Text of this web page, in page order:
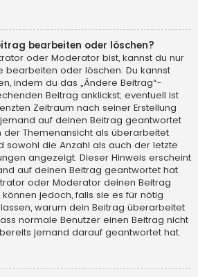
bearbeiten oder löschen?
oder Moderator bist, kannst du nur
bearbeiten oder löschen. Du kannst
indem du das „Ändere Beitrag“-
Beitrag anklickst; eventuell ist
Zeitraum nach seiner Erstellung
auf deinen Beitrag geantwortet
der Themenansicht als überarbeitet
sowohl die Anzahl als auch der letzte
angezeigt. Dieser Hinweis erscheint
auf deinen Beitrag geantwortet hat
oder Moderator deinen Beitrag
jedoch, falls sie es für nötig
warum dein Beitrag überarbeitet
normale Benutzer einen Beitrag nicht
jemand darauf geantwortet hat.